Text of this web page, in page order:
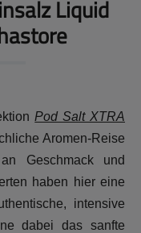
Liquid
Pod Salt XTRA
Aromen-Reise
Geschmack und
haben hier eine
intensive
dabei das sanfte